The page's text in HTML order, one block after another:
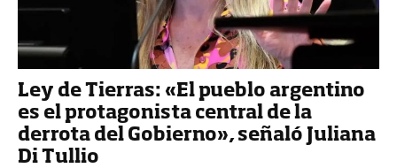
Ley de Tierras: «El pueblo argentino
es el protagonista central de la
derrota del Gobierno», señaló Juliana
Di Tullio